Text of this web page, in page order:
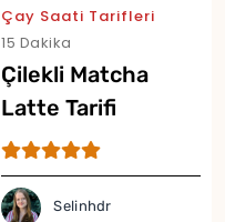
Çay Saati Tarifleri
15 Dakika
Çilekli Matcha
Latte Tarifi
Selinhdr